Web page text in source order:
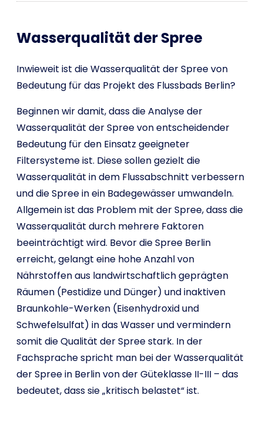
Wasserqualität der Spree
Inwieweit ist die Wasserqualität der Spree von
Bedeutung für das Projekt des Flussbads Berlin?
Beginnen wir damit, dass die Analyse der
Wasserqualität der Spree von entscheidender
Bedeutung für den Einsatz geeigneter
Filtersysteme ist. Diese sollen gezielt die
Wasserqualität in dem Flussabschnitt verbessern
und die Spree in ein Badegewässer umwandeln.
Allgemein ist das Problem mit der Spree, dass die
Wasserqualität durch mehrere Faktoren
beeinträchtigt wird. Bevor die Spree Berlin
erreicht, gelangt eine hohe Anzahl von
Nährstoffen aus landwirtschaftlich geprägten
Räumen (Pestidize und Dünger) und inaktiven
Braunkohle-Werken (Eisenhydroxid und
Schwefelsulfat) in das Wasser und vermindern
somit die Qualität der Spree stark. In der
Fachsprache spricht man bei der Wasserqualität
der Spree in Berlin von der Güteklasse II-III – das
bedeutet, dass sie „kritisch belastet“ ist.